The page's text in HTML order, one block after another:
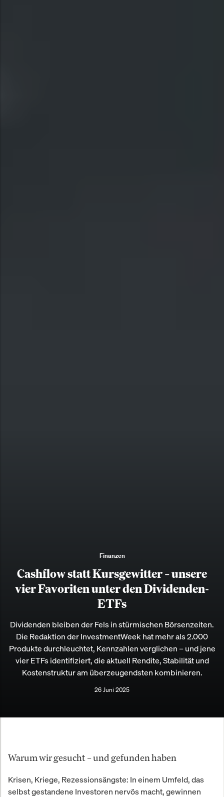
Finanzen
Cashflow statt Kursgewitter – unsere
vier Favoriten unter den Dividenden-
ETFs
Dividenden bleiben der Fels in stürmischen Börsenzeiten.
Die Redaktion der InvestmentWeek hat mehr als 2.000
Produkte durchleuchtet, Kennzahlen verglichen – und jene
vier ETFs identifiziert, die aktuell Rendite, Stabilität und
Kostenstruktur am überzeugendsten kombinieren.
26 Juni 2025
Warum wir gesucht – und gefunden haben
Krisen, Kriege, Rezessionsängste: In einem Umfeld, das
selbst gestandene Investoren nervös macht, gewinnen